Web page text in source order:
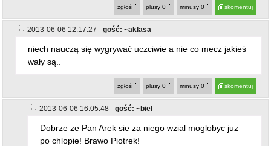
skomentuj
minusy 0
plusy 0
zgłoś
2013-06-06 12:17:27 gość: ~aklasa
niech nauczą się wygrywać uczciwie a nie co mecz jakieś
wały są..
skomentuj
minusy 0
plusy 0
zgłoś
2013-06-06 16:05:48 gość: ~biel
Dobrze ze Pan Arek sie za niego wzial moglobyc juz
po chlopie! Brawo Piotrek!